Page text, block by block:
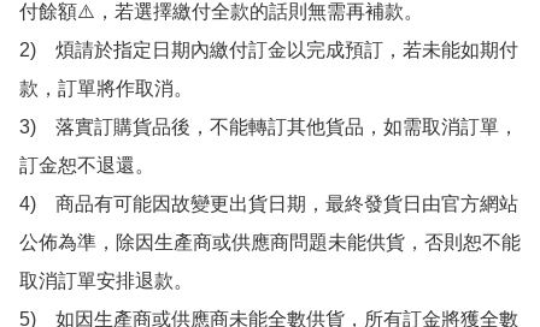
付餘額⚠️，若選擇繳付全款的話則無需再補款。
2)　煩請於指定日期內繳付訂金以完成預訂，若未能如期付
款，訂單將作取消。
3)　落實訂購貨品後，不能轉訂其他貨品，如需取消訂單，
訂金恕不退還。
4)　商品有可能因故變更出貨日期，最終發貨日由官方網站
公佈為準，除因生產商或供應商問題未能供貨，否則恕不能
取消訂單安排退款。
5)　如因生產商或供應商未能全數供貨，所有訂金將獲全數